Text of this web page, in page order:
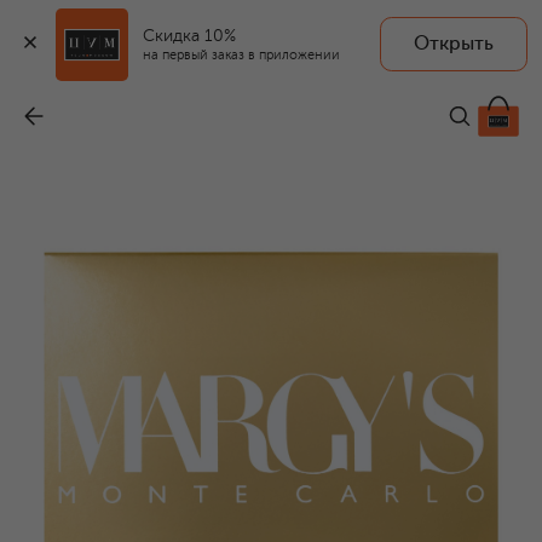
Скидка 10%
на первый заказ в приложении
Открыть
MARGY’S MONTE CARLO
50 150 ₽